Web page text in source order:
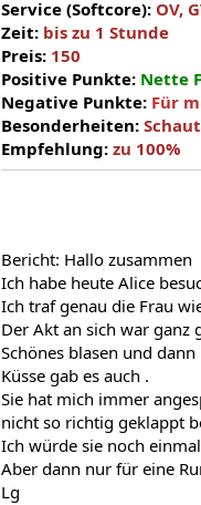
Service (Softcore): OV,
Zeit: bis zu 1 Stunde
Preis: 150
Positive Punkte: Nette
Negative Punkte: Für
Besonderheiten:
Empfehlung: zu 100%
Bericht: Hallo zusammen
Ich habe heute Alice
Ich traf genau die Frau
Der Akt an sich war ganz
Schönes blasen und
Küsse gab es auch .
Sie hat mich immer
nicht so richtig geklappt
Ich würde sie noch
Aber dann nur für eine
Lg